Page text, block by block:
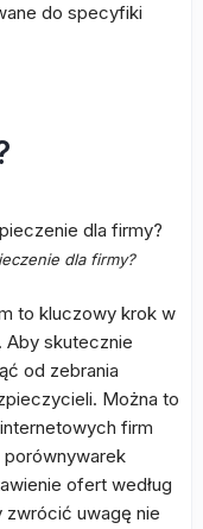
do specyfiki
dla firmy?
to kluczowy krok w
Aby skutecznie
od zebrania
Można to
firm
ofert według
zwrócić uwagę nie